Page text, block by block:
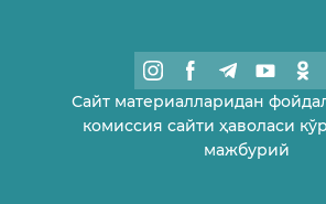
Сайт материалларидан
комиссия сайти ҳаволаси
мажбурий